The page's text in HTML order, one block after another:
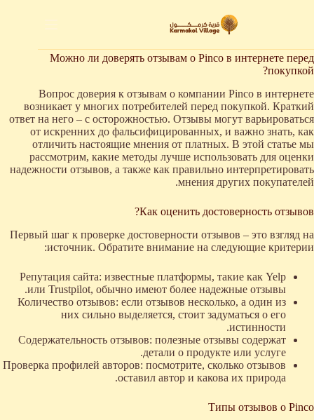
Можно ли доверять отзывам о Pinco в интернете перед
покупкой?
Вопрос доверия к отзывам о компании Pinco в интернете
возникает у многих потребителей перед покупкой. Краткий
ответ на него – с осторожностью. Отзывы могут варьироваться
от искренних до фальсифицированных, и важно знать, как
отличить настоящие мнения от платных. В этой статье мы
рассмотрим, какие методы лучше использовать для оценки
надежности отзывов, а также как правильно интерпретировать
мнения других покупателей.
Как оценить достоверность отзывов?
Первый шаг к проверке достоверности отзывов – это взгляд на
источник. Обратите внимание на следующие критерии:
Репутация сайта: известные платформы, такие как Yelp
или Trustpilot, обычно имеют более надежные отзывы.
Количество отзывов: если отзывов несколько, а один из
них сильно выделяется, стоит задуматься о его
истинности.
Содержательность отзывов: полезные отзывы содержат
детали о продукте или услуге.
Проверка профилей авторов: посмотрите, сколько отзывов
оставил автор и какова их природа.
Типы отзывов о Pinco